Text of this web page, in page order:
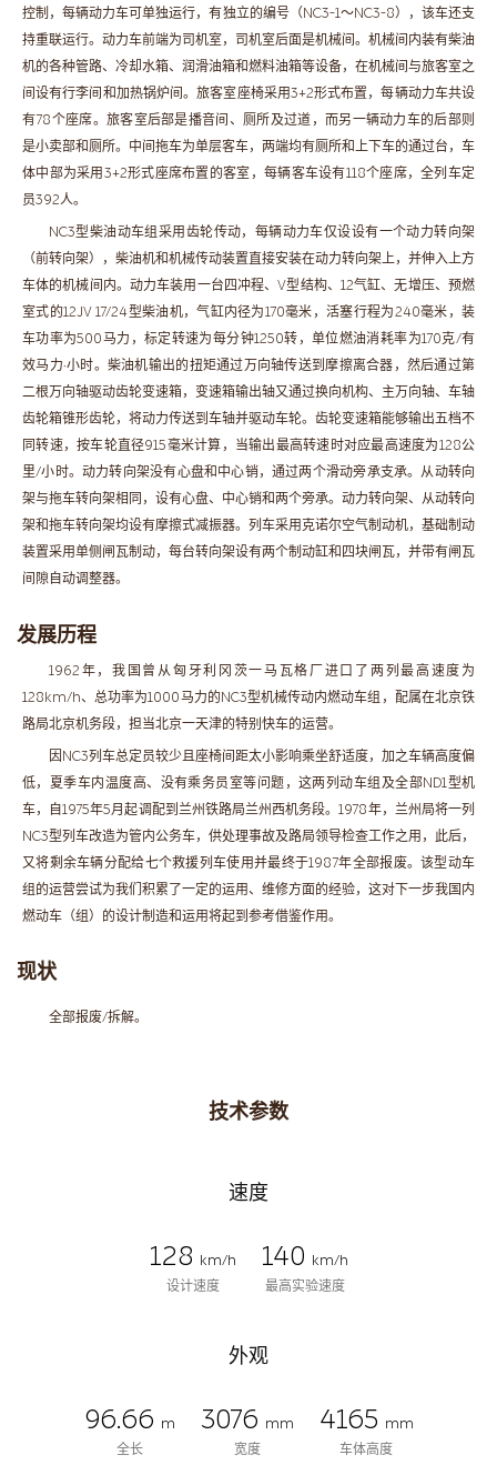
控制，每辆动力车可单独运行，有独立的编号（NC3-1～NC3-8），该车还支
持重联运行。动力车前端为司机室，司机室后面是机械间。机械间内装有柴油
机的各种管路、冷却水箱、润滑油箱和燃料油箱等设备，在机械间与旅客室之
间设有行李间和加热锅炉间。旅客室座椅采用3+2形式布置，每辆动力车共设
有78个座席。旅客室后部是播音间、厕所及过道，而另一辆动力车的后部则
是小卖部和厕所。中间拖车为单层客车，两端均有厕所和上下车的通过台，车
体中部为采用3+2形式座席布置的客室，每辆客车设有118个座席，全列车定
员392人。
NC3型柴油动车组采用齿轮传动，每辆动力车仅设设有一个动力转向架
（前转向架），柴油机和机械传动装置直接安装在动力转向架上，并伸入上方
车体的机械间内。动力车装用一台四冲程、V型结构、12气缸、无增压、预燃
室式的12JV 17/24型柴油机，气缸内径为170毫米，活塞行程为240毫米，装
车功率为500马力，标定转速为每分钟1250转，单位燃油消耗率为170克/有
效马力·小时。柴油机输出的扭矩通过万向轴传送到摩擦离合器，然后通过第
二根万向轴驱动齿轮变速箱，变速箱输出轴又通过换向机构、主万向轴、车轴
齿轮箱锥形齿轮，将动力传送到车轴并驱动车轮。齿轮变速箱能够输出五档不
同转速，按车轮直径915毫米计算，当输出最高转速时对应最高速度为128公
里/小时。动力转向架没有心盘和中心销，通过两个滑动旁承支承。从动转向
架与拖车转向架相同，设有心盘、中心销和两个旁承。动力转向架、从动转向
架和拖车转向架均设有摩擦式减振器。列车采用克诺尔空气制动机，基础制动
装置采用单侧闸瓦制动，每台转向架设有两个制动缸和四块闸瓦，并带有闸瓦
间隙自动调整器。
发展历程
1962年，我国曾从匈牙利冈茨一马瓦格厂进口了两列最高速度为
128km/h、总功率为1000马力的NC3型机械传动内燃动车组，配属在北京铁
路局北京机务段，担当北京一天津的特别快车的运营。
因NC3列车总定员较少且座椅间距太小影响乘坐舒适度，加之车辆高度偏
低，夏季车内温度高、没有乘务员室等问题，这两列动车组及全部ND1型机
车，自1975年5月起调配到兰州铁路局兰州西机务段。1978年，兰州局将一列
NC3型列车改造为管内公务车，供处理事故及路局领导检查工作之用，此后，
又将剩余车辆分配给七个救援列车使用并最终于1987年全部报废。该型动车
组的运营尝试为我们积累了一定的运用、维修方面的经验，这对下一步我国内
燃动车（组）的设计制造和运用将起到参考借鉴作用。
现状
全部报废/拆解。
技术参数
速度
128
km/h
设计速度
140
km/h
最高实验速度
外观
96.66 m
全长
3076 mm
宽度
4165 mm
车体高度